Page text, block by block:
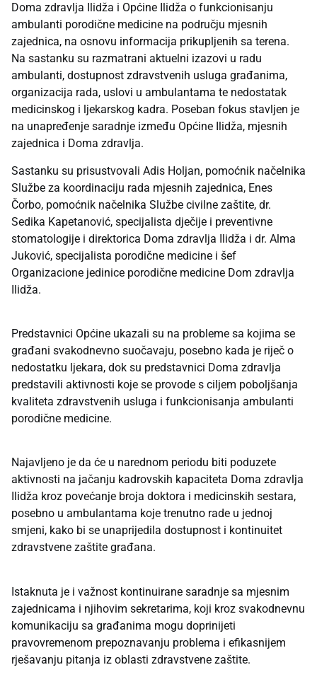
Doma zdravlja Ilidža i Općine Ilidža o funkcionisanju
ambulanti porodične medicine na području mjesnih
zajednica, na osnovu informacija prikupljenih sa terena.
Na sastanku su razmatrani aktuelni izazovi u radu
ambulanti, dostupnost zdravstvenih usluga građanima,
organizacija rada, uslovi u ambulantama te nedostatak
medicinskog i ljekarskog kadra. Poseban fokus stavljen je
na unapređenje saradnje između Općine Ilidža, mjesnih
zajednica i Doma zdravlja.
Sastanku su prisustvovali Adis Holjan, pomoćnik načelnika
Službe za koordinaciju rada mjesnih zajednica, Enes
Čorbo, pomoćnik načelnika Službe civilne zaštite, dr.
Sedika Kapetanović, specijalista dječije i preventivne
stomatologije i direktorica Doma zdravlja Ilidža i dr. Alma
Juković, specijalista porodične medicine i šef
Organizacione jedinice porodične medicine Dom zdravlja
Ilidža.
Predstavnici Općine ukazali su na probleme sa kojima se
građani svakodnevno suočavaju, posebno kada je riječ o
nedostatku ljekara, dok su predstavnici Doma zdravlja
predstavili aktivnosti koje se provode s ciljem poboljšanja
kvaliteta zdravstvenih usluga i funkcionisanja ambulanti
porodične medicine.
Najavljeno je da će u narednom periodu biti poduzete
aktivnosti na jačanju kadrovskih kapaciteta Doma zdravlja
Ilidža kroz povećanje broja doktora i medicinskih sestara,
posebno u ambulantama koje trenutno rade u jednoj
smjeni, kako bi se unaprijedila dostupnost i kontinuitet
zdravstvene zaštite građana.
Istaknuta je i važnost kontinuirane saradnje sa mjesnim
zajednicama i njihovim sekretarima, koji kroz svakodnevnu
komunikaciju sa građanima mogu doprinijeti
pravovremenom prepoznavanju problema i efikasnijem
rješavanju pitanja iz oblasti zdravstvene zaštite.